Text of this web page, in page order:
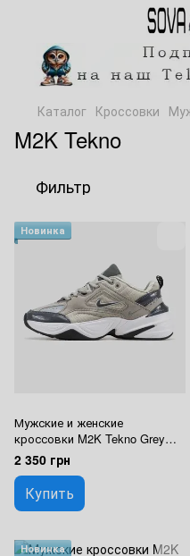
Каталог Кроссовки
M2K Tekno
Фильтр
Новинка
Мужские и женские
кроссовки M2K Tekno Grey
White Nike
2 350 грн
Купить
Новинка